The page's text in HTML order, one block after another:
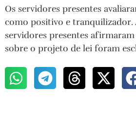
Os servidores presentes
como positivo e tranquilizador.
servidores presentes afirmaram
sobre o projeto de lei foram